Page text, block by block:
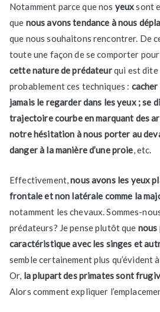
Notamment parce que nos yeuxsont
que nous avons tendance à nous
que nous souhaitons rencontrer. De
toute une façon de se comporter pour
cette nature de prédateurqui est dite
probablement ces techniques : cacher
jamais le regarder dans les yeux ; se
trajectoire courbe en marquant des
notre hésitation à nous porter au
danger à la manière d’une proie, etc.
Effectivement,nous avons les yeux
frontale et non latérale comme la
notamment les chevaux. Sommes-
prédateurs? Je pense plutôt que nous
caractéristique avec les singes et
semble certainement plus qu’évident
Or, la plupart des primates sont
Alors comment expliquer